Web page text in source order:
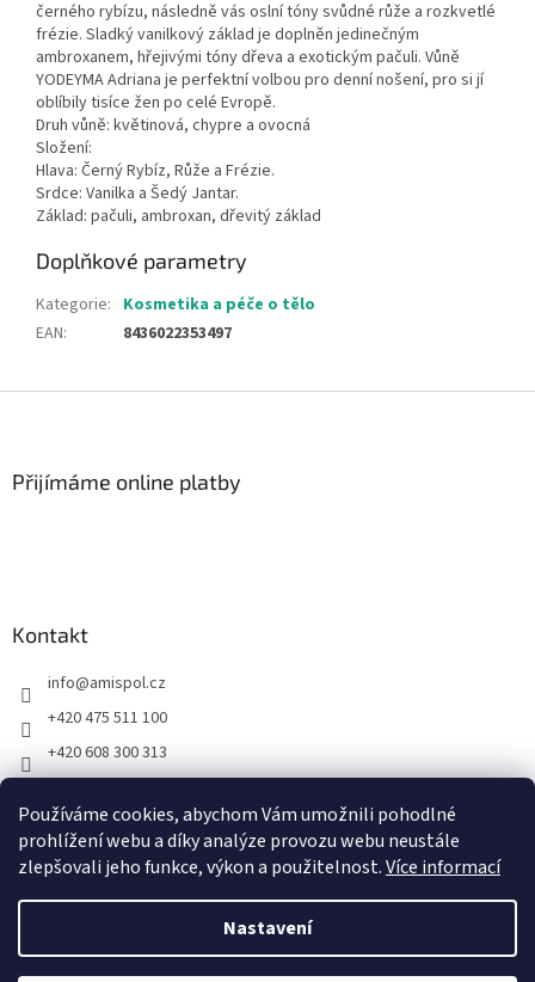
Používáme cookies, abychom Vám umožnili pohodlné
prohlížení webu a díky analýze provozu webu neustále
zlepšovali jeho funkce, výkon a použitelnost.Více informací
Nastavení
černého rybízu, následně vás oslní tóny svůdné růže a rozkvetlé
frézie. Sladký vanilkový základ je doplněn jedinečným
ambroxanem, hřejivými tóny dřeva a exotickým pačuli. Vůně
YODEYMA Adriana je perfektní volbou pro denní nošení, pro si jí
oblíbily tisíce žen po celé Evropě.
Druh vůně: květinová, chypre a ovocná
Složení:
Hlava: Černý Rybíz, Růže a Frézie.
Srdce: Vanilka a Šedý Jantar.
Základ: pačuli, ambroxan, dřevitý základ
Doplňkové parametry
Kategorie: Kosmetika a péče o tělo
EAN: 8436022353497
Přijímáme online platby
Kontakt
info@amispol.cz
+420 475 511 100
+420 608 300 313
Ukázky instalace AMISPOL Skrytého obrubníku